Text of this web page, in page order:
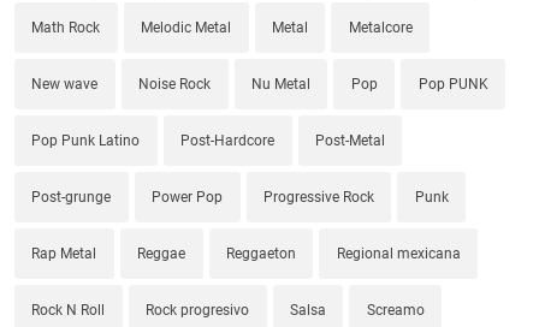
Math Rock Melodic Metal Metal Metalcore
New wave Noise Rock Nu Metal Pop Pop PUNK
Pop Punk Latino Post-Hardcore Post-Metal
Post-grunge Power Pop Progressive Rock Punk
Rap Metal Reggae Reggaeton Regional mexicana
Rock N Roll Rock progresivo Salsa Screamo